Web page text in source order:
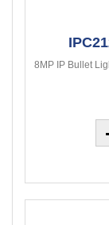
8MP IP Bullet